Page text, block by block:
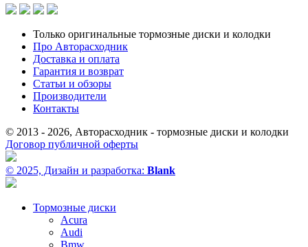
Только оригинальные тормозные диски и колодки
Про Авторасходник
Доставка и оплата
Гарантия и возврат
Статьи и обзоры
Производители
Контакты
© 2013 - 2026, Авторасходник - тормозные диски и колодки
Договор публичной оферты
© 2025, Дизайн и разработка: Blank
Тормозные диски
Acura
Audi